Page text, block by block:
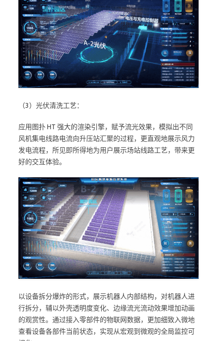
（3）光伏清洗工艺：
应用图扑 HT 强大的渲染引擎，赋予流光效果，模拟出不同
风机集电线路电流向升压站汇聚的过程，更直观地展示风力
发电流程，所见即所得地为用户展示场站线路工艺，带来更
好的交互体验。
以设备拆分爆炸的形式，展示机器人内部结构，对机器人进
行拆分，辅以外壳透明度变化、边缘流光流动效果增加动画
的观赏性。通过接入零部件的物联网数据，更加细致入微地
查看设备各部件当前状态，实现从宏观到微观的全局监控可